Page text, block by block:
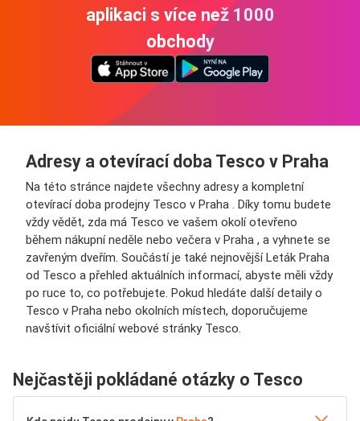
aplikaci s více než 1000
obchody
Adresy a otevírací doba Tesco v Praha
Na této stránce najdete všechny adresy a kompletní
otevírací doba prodejny Tesco v Praha . Díky tomu budete
vždy vědět, zda má Tesco ve vašem okolí otevřeno
během nákupní neděle nebo večera v Praha , a vyhnete se
zavřeným dveřím. Součástí je také nejnovější Leták Praha
od Tesco a přehled aktuálních informací, abyste měli vždy
po ruce to, co potřebujete. Pokud hledáte další detaily o
Tesco v Praha nebo okolních místech, doporučujeme
navštívit oficiální webové stránky Tesco.
Nejčastěji pokládané otázky o Tesco